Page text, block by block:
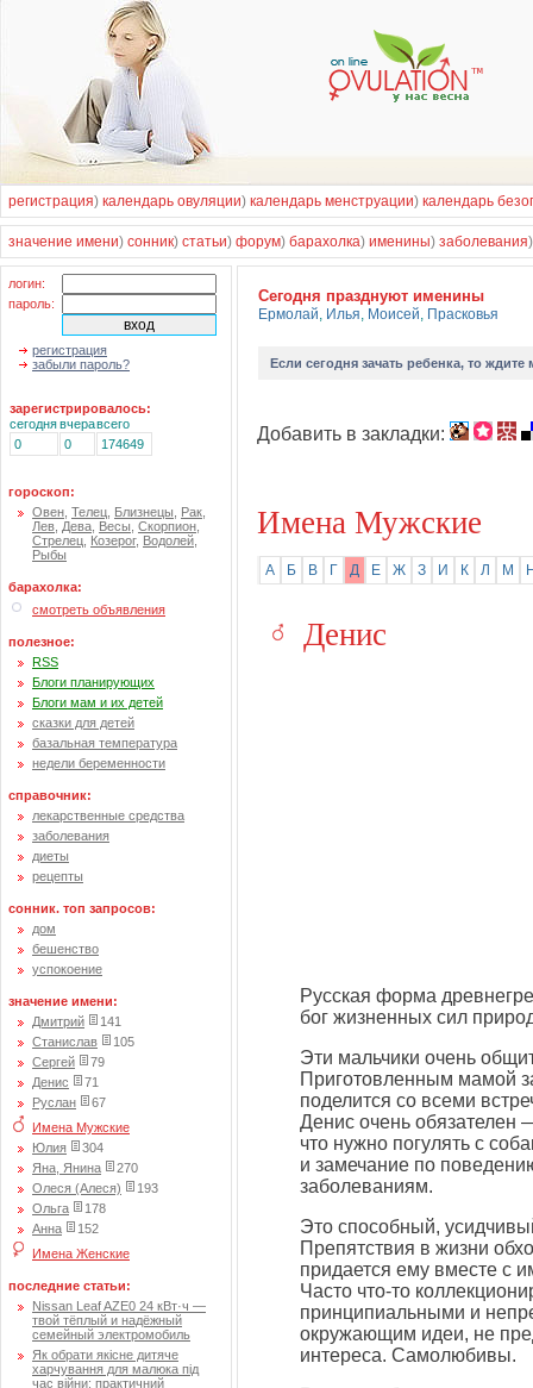
регистрация) календарь овуляции) календарь менструации) календарь
значение имени) сонник) статьи) форум) барахолка) именины) заболевания
логин:
пароль:
регистрация
забыли пароль?
зарегистрировалось:
сегоднявчеравсего
0
0 174649
гороскоп:
Овен Телец Близнецы Рак
Лев Дева Весы Скорпион
Стрелец Козерог, Водолей
Рыбы
барахолка:
смотреть объявления
полезное:
RSS
Блоги планирующих
Блоги мам и их детей
сказки для детей
базальная температура
недели беременности
справочник:
лекарственные средства
заболевания
диеты
рецепты
сонник. топ запросов:
дом
бешенство
успокоение
значение имени:
Дмитрий
141
Станислав
105
Сергей
79
Денис
71
Руслан
67
Имена Мужские
Юлия
304
Яна, Янина
270
Олеся (Алеся)
193
Ольга
178
Анна
152
Имена Женские
последние статьи:
Nissan Leaf AZE0 24 кВт·ч —
твой тёплый и надёжный
семейный электромобиль
Як обрати якісне дитяче
харчування для малюка під
час війни: практичний
Cегодня празднуют именины
Ермолай, Илья, Моисей, Прасковья
Если сегодня зачать ребенка, то
Добавить в закладки:
Имена Мужские
А Б В Г Д Е Ж З И К Л М
Денис
Русская форма
бог жизненных сил
Эти мальчики очень
Приготовленным мамой
поделится со всеми
Денис очень обязателен
что нужно погулять с
и замечание по
заболеваниям.
Это способный,
Препятствия в жизни
придается ему вместе с
Часто что-то
принципиальными и
окружающим идеи, не
интереса. Самолюбивы.